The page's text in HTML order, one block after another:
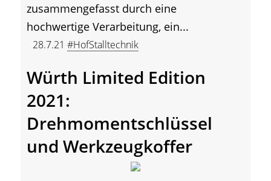
zusammengefasst durch eine
hochwertige Verarbeitung, ein...
28.7.21 #HofStalltechnik
Würth Limited Edition
2021:
Drehmomentschlüssel
und Werkzeugkoffer